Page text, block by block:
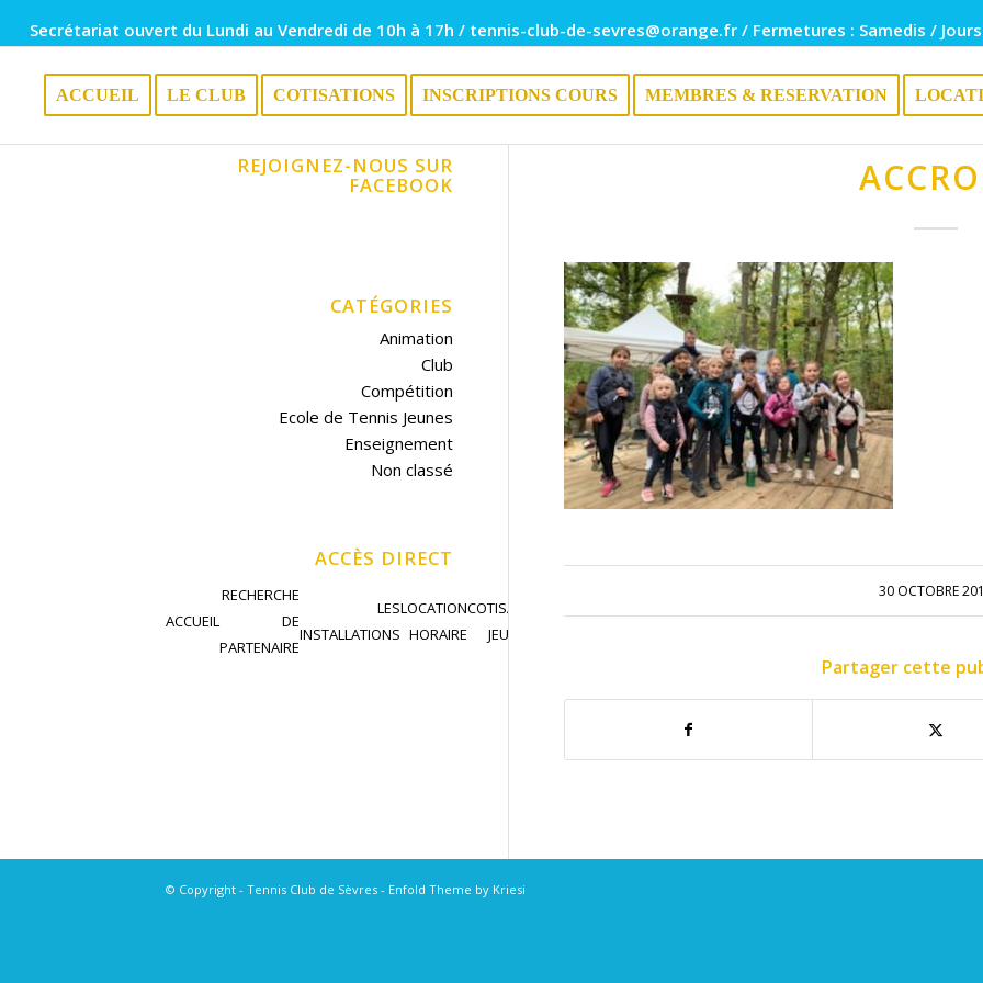
Secrétariat ouvert du Lundi au Vendredi de 10h à 17h / tennis-club-de-sevres@orange.fr / Fermetures : Samedis /
ACCUEIL LE CLUB COTISATIONS INSCRIPTIONS COURS MEMBRES & RESERVATION
30 OCTOBRE
Partager cette
REJOIGNEZ-NOUS SUR
FACEBOOK
CATÉGORIES
Animation
Club
Compétition
Ecole de Tennis Jeunes
Enseignement
Non classé
ACCÈS DIRECT
ACCUEIL
RECHERCHE
DE
PARTENAIRE
LES
INSTALLATIONS
LOCATION
HORAIRE
COTISATION
JEU LIBRE
CONTACT
© Copyright - Tennis Club de Sèvres - Enfold Theme by Kriesi